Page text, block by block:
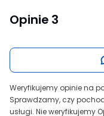
Opinie 3
Weryfikujemy opinie na
Sprawdzamy, czy
usługi. Nie weryfikujemy